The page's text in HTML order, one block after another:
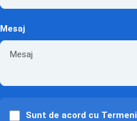
Mesaj
Sunt de acord cu